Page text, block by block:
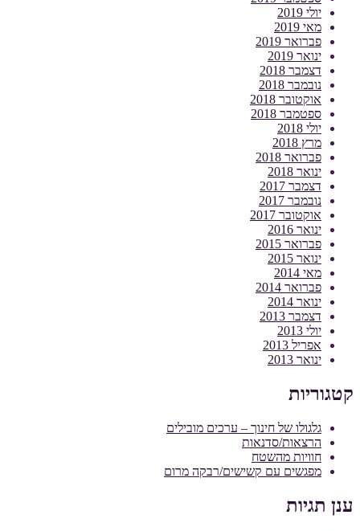
יולי 2019
מאי 2019
פברואר 2019
ינואר 2019
דצמבר 2018
נובמבר 2018
אוקטובר 2018
ספטמבר 2018
יולי 2018
מרץ 2018
פברואר 2018
ינואר 2018
דצמבר 2017
נובמבר 2017
אוקטובר 2017
ינואר 2016
פברואר 2015
ינואר 2015
מאי 2014
פברואר 2014
ינואר 2014
דצמבר 2013
יולי 2013
אפריל 2013
ינואר 2013
קטגוריות
גלגולו של חינוך – ערכים מובילים
הרצאות/סדנאות
חוויות מהשטח
מפגשים עם קשישים/רבקה מרום
ענן תגיות